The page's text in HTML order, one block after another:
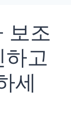
보조
고
세